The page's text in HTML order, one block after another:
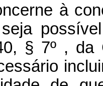
à
§ 7º , da